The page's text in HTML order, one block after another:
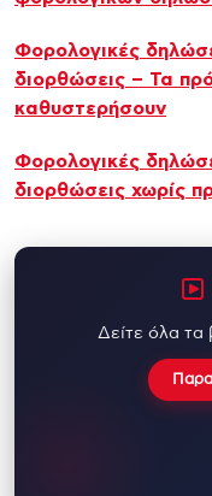
Φορολογικές
διορθώσεις – Τα
καθυστερήσουν
Φορολογικές
διορθώσεις χωρίς
Δείτε όλα τα